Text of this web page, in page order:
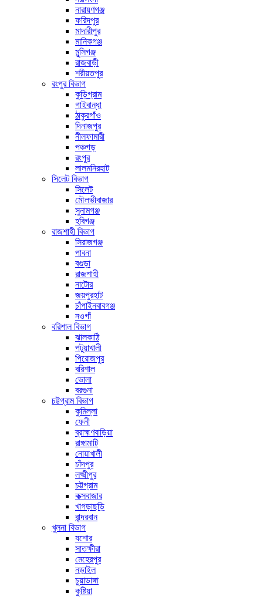
নারায়ণগঞ্জ
ফরিদপুর
মাদারীপুর
মানিকগঞ্জ
মুন্সিগঞ্জ
রাজবাড়ী
শরীয়তপুর
রংপুর বিভাগ
কুড়িগ্রাম
গাইবান্ধা
ঠাকুরগাঁও
দিনাজপুর
নীলফামারী
পঞ্চগড়
রংপুর
লালমনিরহাট
সিলেট বিভাগ
সিলেট
মৌলভীবাজার
সুনামগঞ্জ
হবিগঞ্জ
রাজশাহী বিভাগ
সিরাজগঞ্জ
পাবনা
বগুড়া
রাজশাহী
নাটোর
জয়পুরহাট
চাঁপাইনবাবগঞ্জ
নওগাঁ
বরিশাল বিভাগ
ঝালকাঠি
পটুয়াখালী
পিরোজপুর
বরিশাল
ভোলা
বরগুনা
চট্টগ্রাম বিভাগ
কুমিল্লা
ফেনী
ব্রাহ্মণবাড়িয়া
রাঙ্গামাটি
নোয়াখালী
চাঁদপুর
লক্ষ্মীপুর
চট্টগ্রাম
কক্সবাজার
খাগড়াছড়ি
বান্দরবান
খুলনা বিভাগ
যশোর
সাতক্ষীরা
মেহেরপুর
নড়াইল
চুয়াডাঙ্গা
কুষ্টিয়া